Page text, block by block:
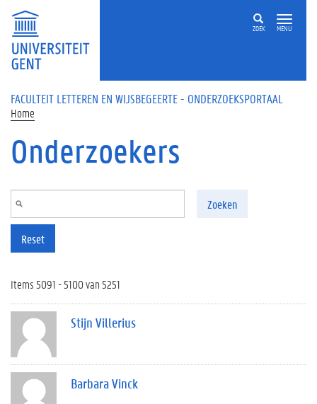
Overslaan en naar de inhoud gaan
ZOEK MENU
FACULTEIT LETTEREN EN WIJSBEGEERTE - ONDERZOEKSPORTAAL
Home
Onderzoekers
Zoeken
Reset
Items 5091 - 5100 van 5251
Stijn Villerius
Barbara Vinck